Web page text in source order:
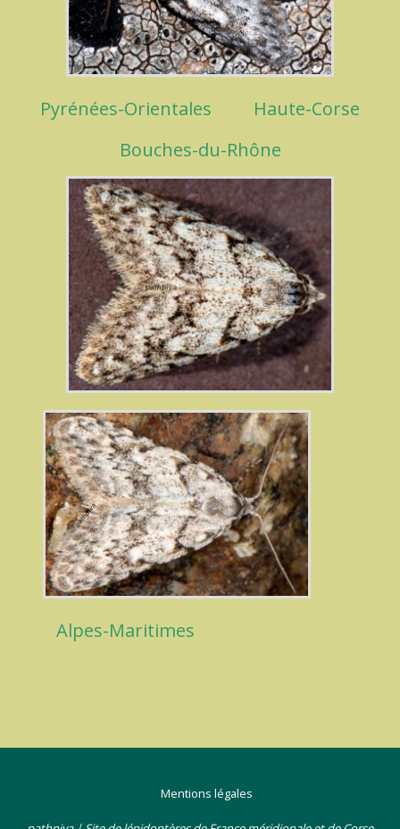
Pyrénées-Orientales
Haute-Corse
Bouches-du-Rhône
Alpes-Maritimes
Mentions légales